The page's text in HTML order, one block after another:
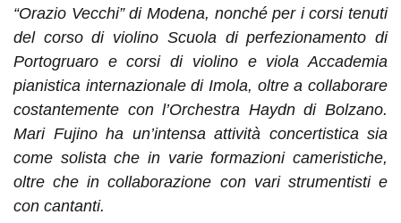
“Orazio Vecchi” di Modena, nonché per i corsi tenuti
del corso di violino Scuola di perfezionamento di
Portogruaro e corsi di violino e viola Accademia
pianistica internazionale di Imola, oltre a collaborare
costantemente con l’Orchestra Haydn di Bolzano.
Mari Fujino ha un’intensa attività concertistica sia
come solista che in varie formazioni cameristiche,
oltre che in collaborazione con vari strumentisti e
con cantanti.